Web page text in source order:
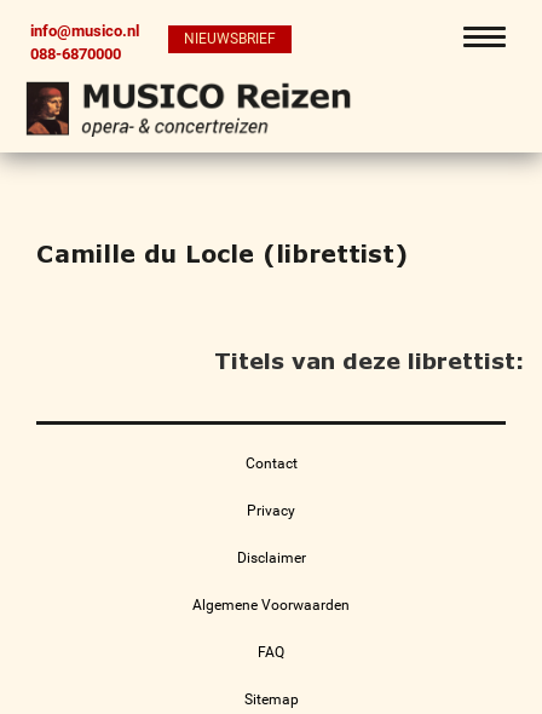
info@musico.nl
088-6870000
NIEUWSBRIEF
Camille du Locle (librettist)
Titels van deze librettist:
Contact
Privacy
Disclaimer
Algemene Voorwaarden
FAQ
Sitemap